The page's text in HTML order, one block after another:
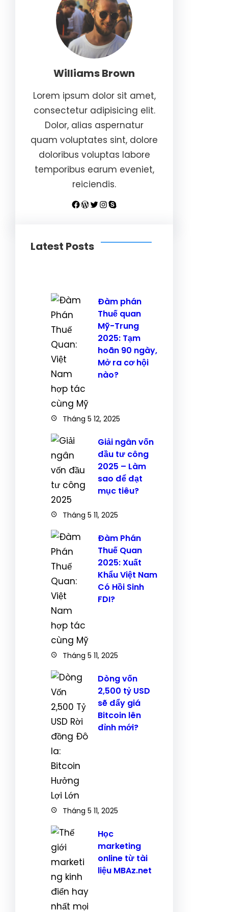
Williams Brown
Lorem ipsum dolor sit amet,
consectetur adipisicing elit.
Dolor, alias aspernatur
quam voluptates sint, dolore
doloribus voluptas labore
temporibus earum eveniet,
reiciendis.
Facebook WordPress Twitter InstagramSkype
Latest Posts
Đàm phán
Thuế quan
Mỹ-Trung
2025: Tạm
hoãn 90 ngày,
Mở ra cơ hội
nào?
Tháng 5 12, 2025
Giải ngân vốn
đầu tư công
2025 – Làm
sao để đạt
mục tiêu?
Tháng 5 11, 2025
Đàm Phán
Thuế Quan
2025: Xuất
Khẩu Việt Nam
Có Hồi Sinh
FDI?
Tháng 5 11, 2025
Dòng vốn
2,500 tỷ USD
sẽ đẩy giá
Bitcoin lên
đỉnh mới?
Tháng 5 11, 2025
Học
marketing
online từ tài
liệu MBAz.net